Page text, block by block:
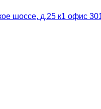
шоссе, д.25 к1 офис